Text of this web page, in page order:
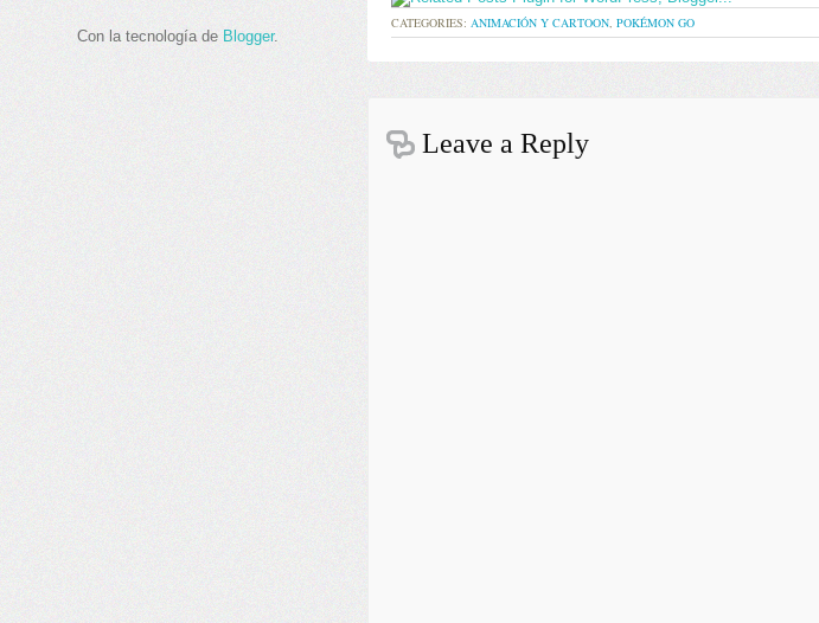
Con la tecnología de Blogger.
CATEGORIES: ANIMACIÓN Y CARTOON, POKÉMON GO
Leave a Reply